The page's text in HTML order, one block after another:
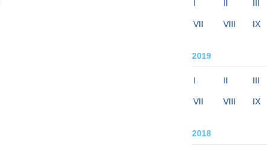
I II III
VII VIII IX
2019
I II III
VII VIII IX
2018